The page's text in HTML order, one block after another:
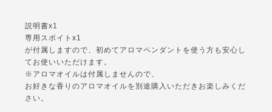
説明書x1
専用スポイトx1
が付属しますので、初めてアロマペンダントを使う方も安心し
てお使いいただけます。
※アロマオイルは付属しませんので、
お好きな香りのアロマオイルを別途購入いただきお楽しみくだ
さい。